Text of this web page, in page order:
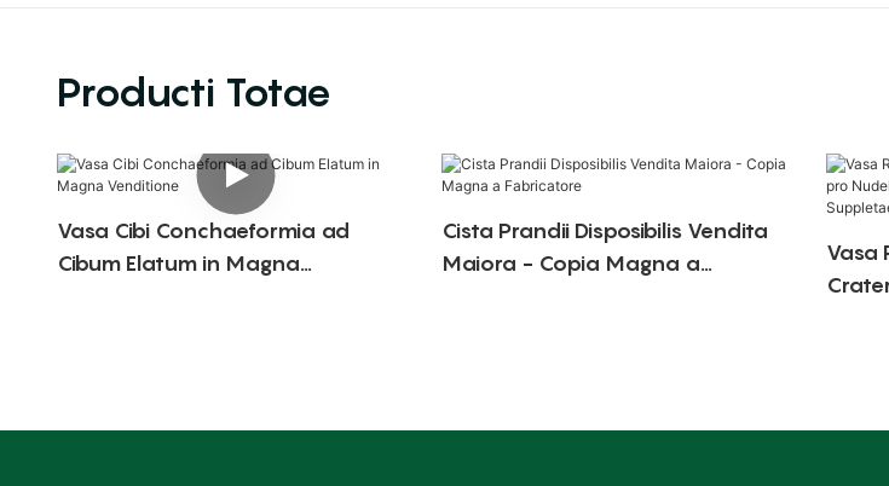
Producti Totae
Vasa Cibi Conchaeformia ad
Cibum Elatum in Magna
Cista Prandii Disposibilis Vendita
Maiora - Copia Magna a
Vasa